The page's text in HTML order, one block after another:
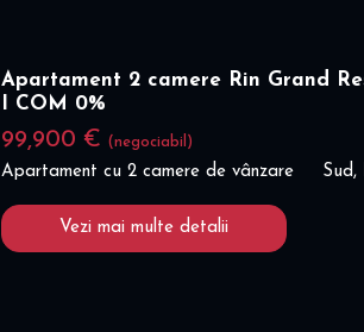
Apartament 2 camere Rin Grand
I COM 0%
99,900 € (negociabil)
Apartament cu 2 camere de vânzare Sud,
Vezi mai multe detalii